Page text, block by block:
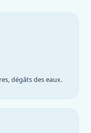
dégâts des eaux.